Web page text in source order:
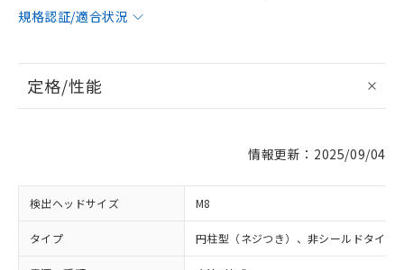
規格認証/適合状況
定格/性能
情報更新：2025/09/04
検出ヘッドサイズ M8
タイプ 円柱型（ネジつき）、非シールドタイプ